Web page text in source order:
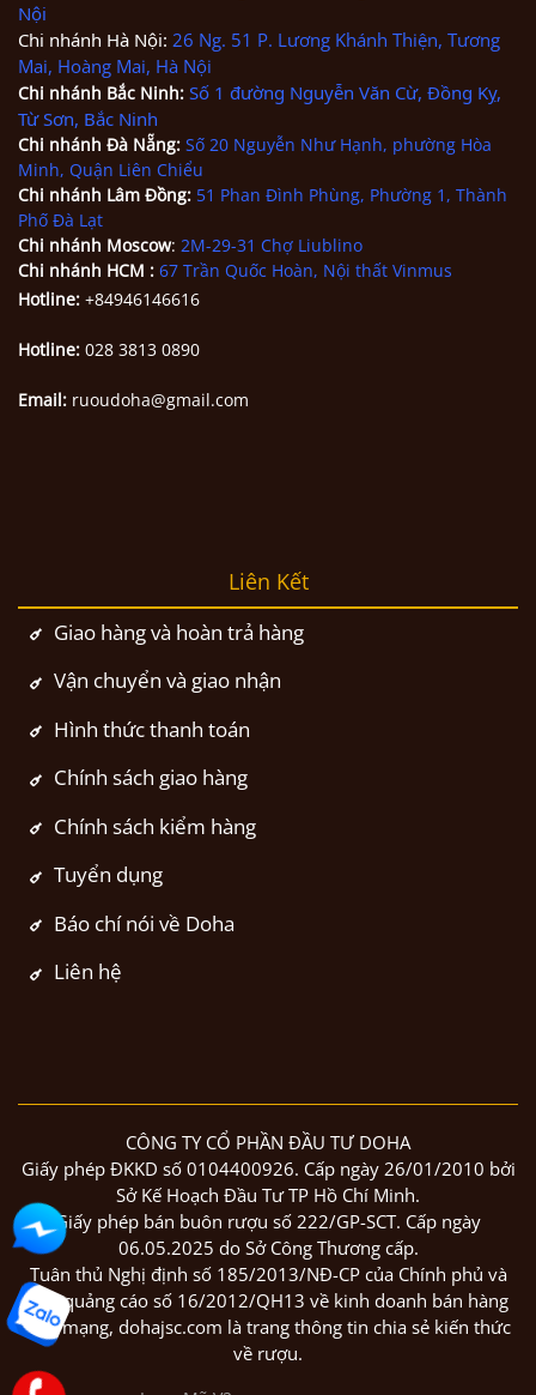
Nội
Chi nhánh Hà Nội: 26 Ng. 51 P. Lương Khánh Thiện, Tương
Mai, Hoàng Mai, Hà Nội
Chi nhánh Bắc Ninh: Số 1 đường Nguyễn Văn Cừ, Đồng Kỵ,
Từ Sơn, Bắc Ninh
Chi nhánh Đà Nẵng: Số 20 Nguyễn Như Hạnh, phường Hòa
Minh, Quận Liên Chiểu
Chi nhánh Lâm Đồng: 51 Phan Đình Phùng, Phường 1, Thành
Phố Đà Lạt
Chi nhánh Moscow: 2M-29-31 Chợ Liublino
Chi nhánh HCM : 67 Trần Quốc Hoàn, Nội thất Vinmus
Hotline: +84946146616
Hotline: 028 3813 0890
Email: ruoudoha@gmail.com
Liên Kết
Giao hàng và hoàn trả hàng
Vận chuyển và giao nhận
Hình thức thanh toán
Chính sách giao hàng
Chính sách kiểm hàng
Tuyển dụng
Báo chí nói về Doha
Liên hệ
CÔNG TY CỔ PHẦN ĐẦU TƯ DOHA
Giấy phép ĐKKD số 0104400926. Cấp ngày 26/01/2010 bởi
Sở Kế Hoạch Đầu Tư TP Hồ Chí Minh.
Giấy phép bán buôn rượu số 222/GP-SCT. Cấp ngày
06.05.2025 do Sở Công Thương cấp.
Tuân thủ Nghị định số 185/2013/NĐ-CP của Chính phủ và
luật quảng cáo số 16/2012/QH13 về kinh doanh bán hàng
qua mạng, dohajsc.com là trang thông tin chia sẻ kiến thức
về rượu.